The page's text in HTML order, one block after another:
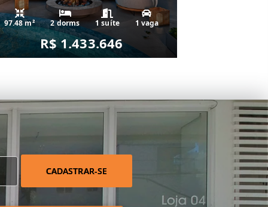
97.48 m² 2 dorms 1 suíte 1 vaga
R$ 1.433.646
CADASTRAR-SE